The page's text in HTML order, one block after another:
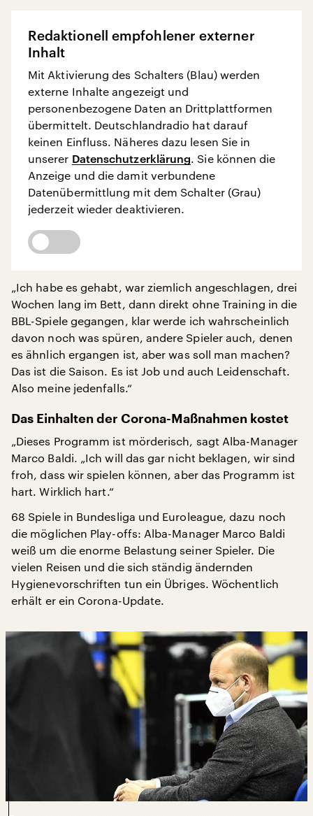
Redaktionell empfohlener externer
Inhalt
Mit Aktivierung des Schalters (Blau) werden
externe Inhalte angezeigt und
personenbezogene Daten an Drittplattformen
übermittelt. Deutschlandradio hat darauf
keinen Einfluss. Näheres dazu lesen Sie in
unserer Datenschutzerklärung. Sie können die
Anzeige und die damit verbundene
Datenübermittlung mit dem Schalter (Grau)
jederzeit wieder deaktivieren.
„Ich habe es gehabt, war ziemlich angeschlagen, drei
Wochen lang im Bett, dann direkt ohne Training in die
BBL-Spiele gegangen, klar werde ich wahrscheinlich
davon noch was spüren, andere Spieler auch, denen
es ähnlich ergangen ist, aber was soll man machen?
Das ist die Saison. Es ist Job und auch Leidenschaft.
Also meine jedenfalls.“
Das Einhalten der Corona-Maßnahmen kostet
„Dieses Programm ist mörderisch, sagt Alba-Manager
Marco Baldi. „Ich will das gar nicht beklagen, wir sind
froh, dass wir spielen können, aber das Programm ist
hart. Wirklich hart.“
68 Spiele in Bundesliga und Euroleague, dazu noch
die möglichen Play-offs: Alba-Manager Marco Baldi
weiß um die enorme Belastung seiner Spieler. Die
vielen Reisen und die sich ständig ändernden
Hygienevorschriften tun ein Übriges. Wöchentlich
erhält er ein Corona-Update.